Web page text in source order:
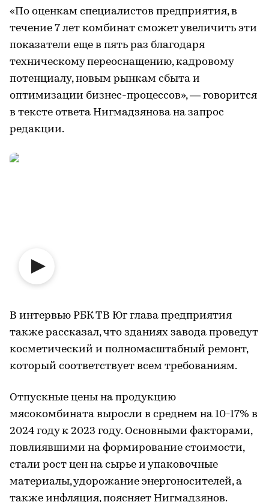
«По оценкам специалистов предприятия, в
течение 7 лет комбинат сможет увеличить эти
показатели еще в пять раз благодаря
техническому переоснащению, кадровому
потенциалу, новым рынкам сбыта и
оптимизации бизнес-процессов», — говорится
в тексте ответа Нигмадзянова на запрос
редакции.
В интервью РБК ТВ Юг глава предприятия
также рассказал, что зданиях завода проведут
косметический и полномасштабный ремонт,
который соответствует всем требованиям.
Отпускные цены на продукцию
мясокомбината выросли в среднем на 10-17% в
2024 году к 2023 году. Основными факторами,
повлиявшими на формирование стоимости,
стали рост цен на сырье и упаковочные
материалы, удорожание энергоносителей, а
также инфляция, поясняет Нигмадзянов.